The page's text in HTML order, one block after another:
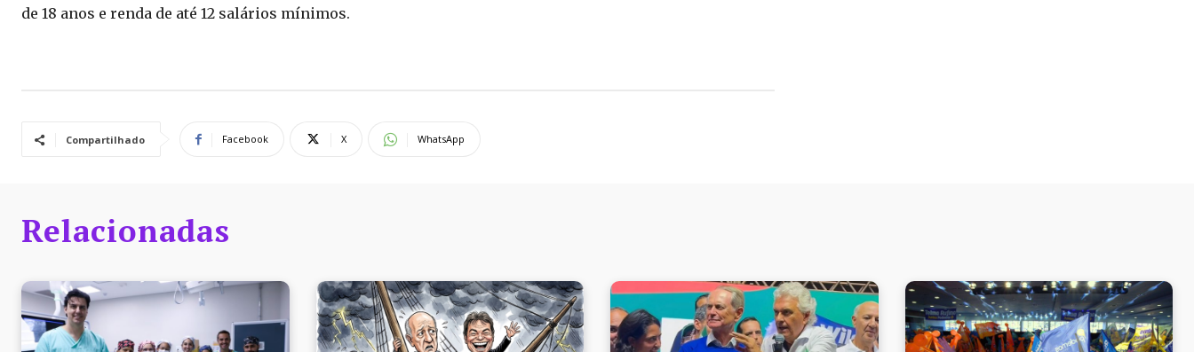
de 18 anos e renda de até 12 salários mínimos.
Compartilhado Facebook X WhatsApp
Relacionadas